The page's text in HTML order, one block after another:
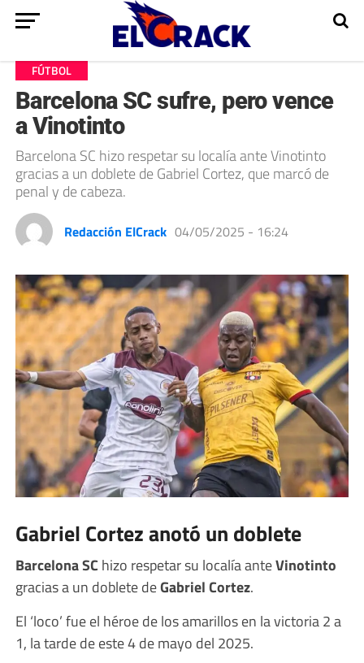
FÚTBOL
Barcelona SC sufre, pero vence
a Vinotinto
Barcelona SC hizo respetar su localía ante Vinotinto
gracias a un doblete de Gabriel Cortez, que marcó de
penal y de cabeza.
Redacción ElCrack 04/05/2025 - 16:24
Gabriel Cortez anotó un doblete
Barcelona SC hizo respetar su localía anteVinotinto
gracias a un doblete deGabriel Cortez.
El ‘loco’ fue el héroe de los amarillos en la victoria 2 a
1, la tarde de este 4 de mayo del 2025.